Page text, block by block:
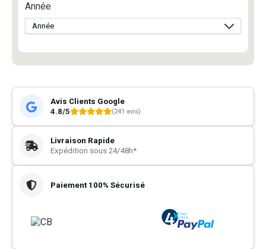
Année
Avis Clients Google
4.8/5
(241 avis)
Livraison Rapide
Expédition sous 24/48h*
Paiement 100% Sécurisé